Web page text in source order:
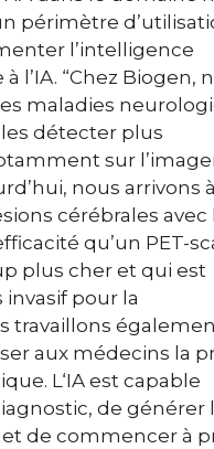
périmètre
l’intelligence
l’IA. “Chez Biogen,
maladies
les détecter plus
sur
nous arrivons à
cérébrales avec
qu’un PET-
plus cher et qui est
pour la
travaillons
aux médecins la
L‘IA est capable
de générer
de commencer à